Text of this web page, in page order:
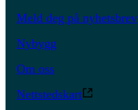
Meld deg på nyhetsbrev
Nybygg
Om oss
Nettstedskart